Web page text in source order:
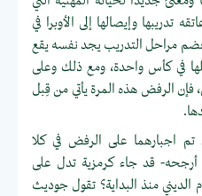
تدريبها وإيصالها إلى الأوبرا في
خضم مراحل التدريب يجد نفسه يقع
في كأس واحدة، ومع ذلك وعلى
فإن الرفض هذه المرة يأتي من قِبل
اجبارهما على الرفض في كلا
أرجحه- قد جاء كرمزية تدل على
الديني منذ البداية؟ تقول جوديث